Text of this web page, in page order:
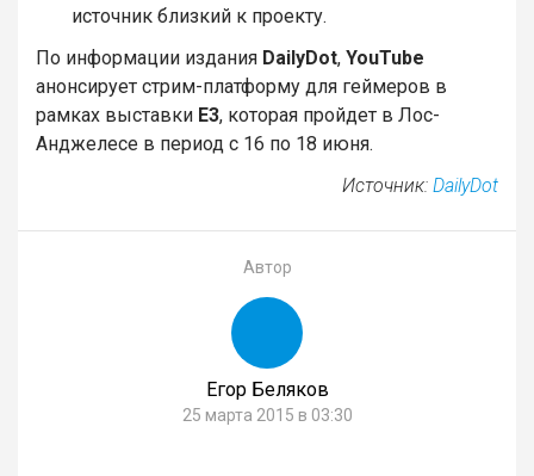
источник близкий к проекту.
По информации издания DailyDot, YouTube
анонсирует стрим-платформу для геймеров в
рамках выставки E3, которая пройдет в Лос-
Анджелесе в период с 16 по 18 июня.
Источник: DailyDot
Автор
Егор Беляков
25 марта 2015 в 03:30